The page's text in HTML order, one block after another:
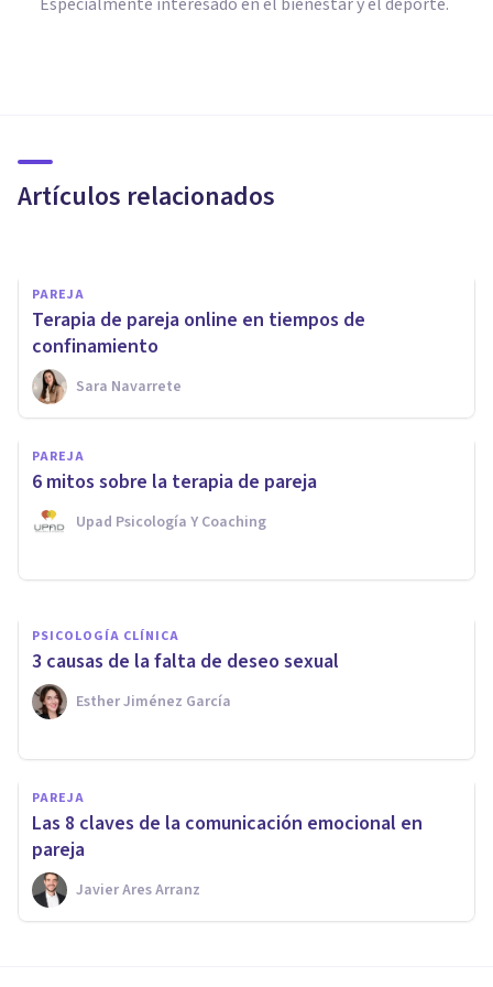
Artículos relacionados
cuentan
PAREJA
Terapia de pareja online en tiempos de
confinamiento
Sara Navarrete
PAREJA
6 mitos sobre la terapia de pareja
Upad Psicología Y Coaching
¿Son más infieles los hombres
o las mujeres?
PSICOLOGÍA CLÍNICA
3 causas de la falta de deseo sexual
Esther Jiménez García
PAREJA
Las 8 claves de la comunicación emocional en
pareja
Javier Ares Arranz